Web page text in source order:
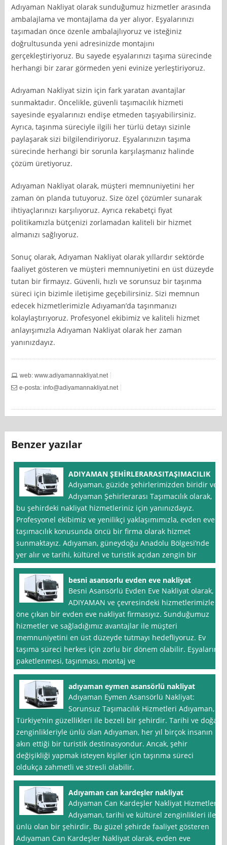
Adıyaman Nakliyat olarak sunduğumuz hizmetler arasında
ambalajlama ve montajlama da yer alıyor. Eşyalarınızı
taşımadan önce özenle ambalajlıyoruz ve isteğiniz
doğrultusunda yeni adresinizde montajını
gerçekleştiriyoruz. Bu sayede eşyalarınızı taşıma sürecinde
herhangi bir zarar görmeden yeni evinize yerleştiriyoruz.
Adıyaman Nakliyat sizin için fark yaratan avantajlar
sunmaktadır. Öncelikle, güvenli taşımacılık hizmeti
sayesinde eşyalarınızı endişe etmeden taşıyabilirsiniz.
Ayrıca, taşınma süreciyle ilgili her türlü detayı sizinle
paylaşarak sizi bilgilendiriyoruz. Eşyalarınızın taşıma
sürecinde herhangi bir sorunla karşılaşmanız halinde
çözüm üretiyoruz.
Adıyaman Nakliyat olarak, müşteri memnuniyetini her
zaman ön planda tutuyoruz. Size özel çözümler sunarak
ihtiyaçlarınızı karşılıyoruz. Ayrıca rekabetçi fiyat
politikamızla bütçenizi zorlamadan kaliteli bir hizmet
almanızı sağlıyoruz.
Sonuç olarak, Adıyaman Nakliyat olarak yıllardır sektörde
faaliyet gösteren ve müşteri memnuniyetini en üst düzeyde
tutan bir firmayız. Güvenli, hızlı ve sorunsuz bir taşınma
süreci için bizimle iletişime geçebilirsiniz. Sizi memnun
edecek hizmetlerimizle Adıyaman’da taşınmanızı
kolaylaştırıyoruz. Profesyonel ekibimiz ve kaliteli hizmet
anlayışımızla Adıyaman Nakliyat olarak her zaman
yanınızdayız.
web: www.adiyamannakliyat.net
e-posta:info@adiyamannakliyat.net
Benzer yazılar
ADIYAMAN ŞEHİRLERARASITAŞIMACILIK
Adıyaman, güzide şehirlerimizden biridir ve
Adıyaman Şehirlerarası Taşımacılık olarak,
bu şehirdeki nakliyat hizmetleriniz için yanınızdayız.
Profesyonel ekibimiz ve yenilikçi yaklaşımımızla, evden eve
taşımacılık konusunda öncü bir firma olarak hizmet
sunmaktayız. Adıyaman, güneydoğu Anadolu Bölgesi’nde
yer alır ve tarihi, kültürel ve turistik açıdan zengin bir
besni asansorlu evden eve nakliyat
Besni Asansörlü Evden Eve Nakliyat olarak,
ADIYAMAN ve çevresindeki hizmetlerimizle
öne çıkan bir evden eve nakliyat firmasıyız. Sunduğumuz
hizmetler ve sağladığımız avantajlar ile müşteri
memnuniyetini en üst düzeyde tutmayı hedefliyoruz. Ev
taşıma süreci herkes için zorlu bir dönem olabilir. Eşyaların
paketlenmesi, taşınması, montaj ve
adıyaman eymen asansörlü nakliyat
Adıyaman Eymen Asansörlü Nakliyat:
Sorunsuz Taşımacılık Hizmetleri Adıyaman,
Türkiye’nin güzellikleri ile bezeli bir şehirdir. Tarihi ve doğal
zenginlikleriyle ünlü olan Adıyaman, her yıl birçok insanın
akın ettiği bir turistik destinasyondur. Ancak, şehir
değişikliği yapmak isteyen kişiler için taşınma süreci
oldukça zahmetli ve stresli olabilir.
Adıyaman can kardeşler nakliyat
Adıyaman Can Kardeşler Nakliyat Hizmetleri
Adıyaman, tarihi ve kültürel zenginlikleri ile
ünlü olan bir şehirdir. Bu güzel şehirde faaliyet gösteren
Adıyaman Can Kardeşler Nakliyat olarak, evden eve